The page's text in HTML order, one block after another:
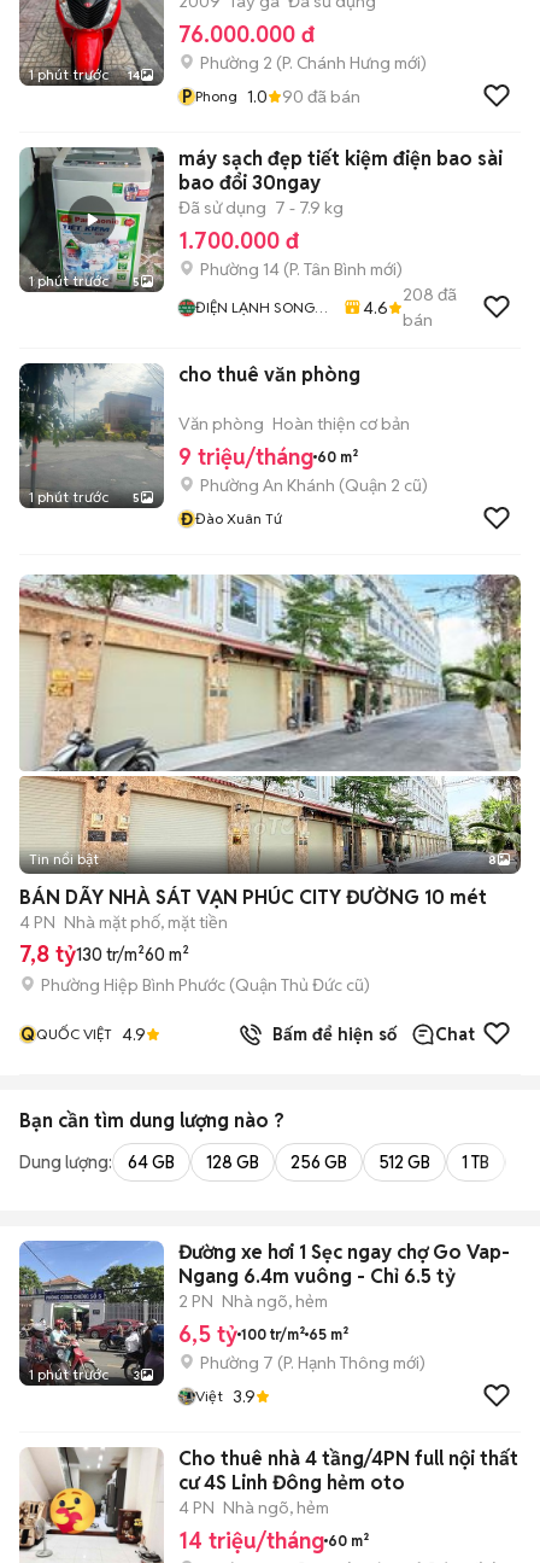
1 phút trước 14
76.000.000 đ
Phường 2 (P. Chánh Hưng mới)
P Phong 1.0 90 đã bán
1 phút trước 5
máy sạch đẹp tiết kiệm điện bao sài
bao đổi 30ngay
Đã sử dụng 7 - 7.9 kg
1.700.000 đ
Phường 14 (P. Tân Bình mới)
ĐIỆN LẠNH SONG
4.6
208 đã
bán
1 phút trước 5
cho thuê văn phòng
Văn phòng Hoàn thiện cơ bản
9 triệu/tháng 60 m²
Phường An Khánh (Quận 2 cũ)
ĐĐào Xuân Tứ
+2
Tin nổi bật 8
BÁN DÃY NHÀ SÁT VẠN PHÚC CITY ĐƯỜNG 10 mét
4 PN Nhà mặt phố, mặt tiền
7,8 tỷ130 tr/m²60 m²
Phường Hiệp Bình Phước (Quận Thủ Đức cũ)
QQUỐC VIỆT 4.9 Bấm để hiện số Chat
Bạn cần tìm dung lượng nào ?
Dung lượng: 64 GB 128 GB 256 GB 512 GB 1 TB
1 phút trước 3
Đường xe hơi 1 Sẹc ngay chợ Go Vap-
Ngang 6.4m vuông - Chỉ 6.5 tỷ
2 PN Nhà ngõ, hẻm
6,5 tỷ 100 tr/m² 65 m²
Phường 7 (P. Hạnh Thông mới)
Việt 3.9
Cho thuê nhà 4 tầng/4PN full nội thất
cư 4S Linh Đông hẻm oto
4 PN Nhà ngõ, hẻm
14 triệu/tháng 60 m²